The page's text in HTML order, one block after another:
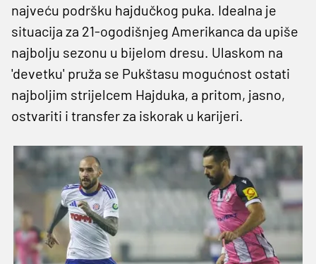
najveću podršku hajdučkog puka. Idealna je
situacija za 21-ogodišnjeg Amerikanca da upiše
najbolju sezonu u bijelom dresu. Ulaskom na
'devetku' pruža se Pukštasu mogućnost ostati
najboljim strijelcem Hajduka, a pritom, jasno,
ostvariti i transfer za iskorak u karijeri.